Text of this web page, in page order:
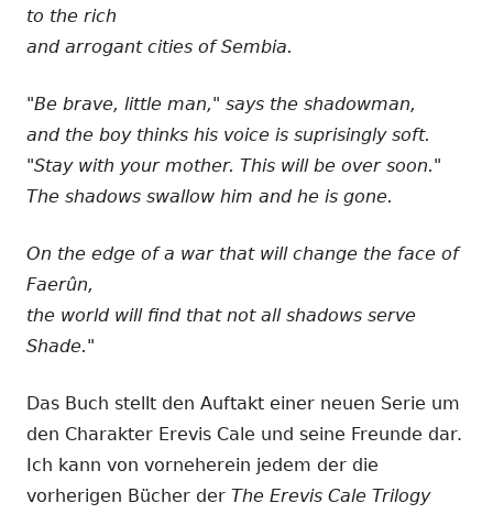
to the rich
and arrogant cities of Sembia.
"Be brave, little man," says the shadowman,
and the boy thinks his voice is suprisingly soft.
"Stay with your mother. This will be over soon."
The shadows swallow him and he is gone.
On the edge of a war that will change the face of
Faerûn,
the world will find that not all shadows serve
Shade."
Das Buch stellt den Auftakt einer neuen Serie um
den Charakter Erevis Cale und seine Freunde dar.
Ich kann von vorneherein jedem der die
vorherigen Bücher der The Erevis Cale Trilogy